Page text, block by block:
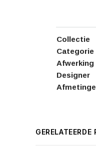
Collectie
Categorie
Afwerking
Designer
GERELATEERDE